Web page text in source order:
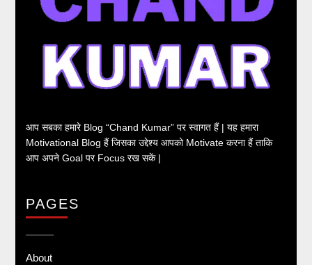
आप सबका हमारे Blog “Chand Kumar” पर स्वागत हैं | यह हमारा
Motivational Blog हैं जिसका उद्देश्य आपको Motivate करना हैं ताकि
आप अपने Goal पर Focus रख सकें |
PAGES
About